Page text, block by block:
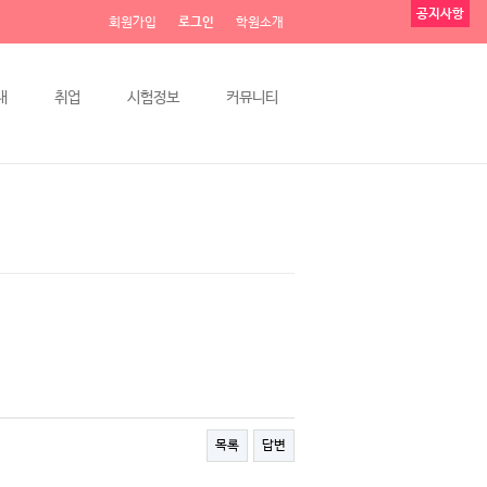
회원가입 로그인 학원소개
취업 시험정보 커뮤니티
공지사항
목록 답변